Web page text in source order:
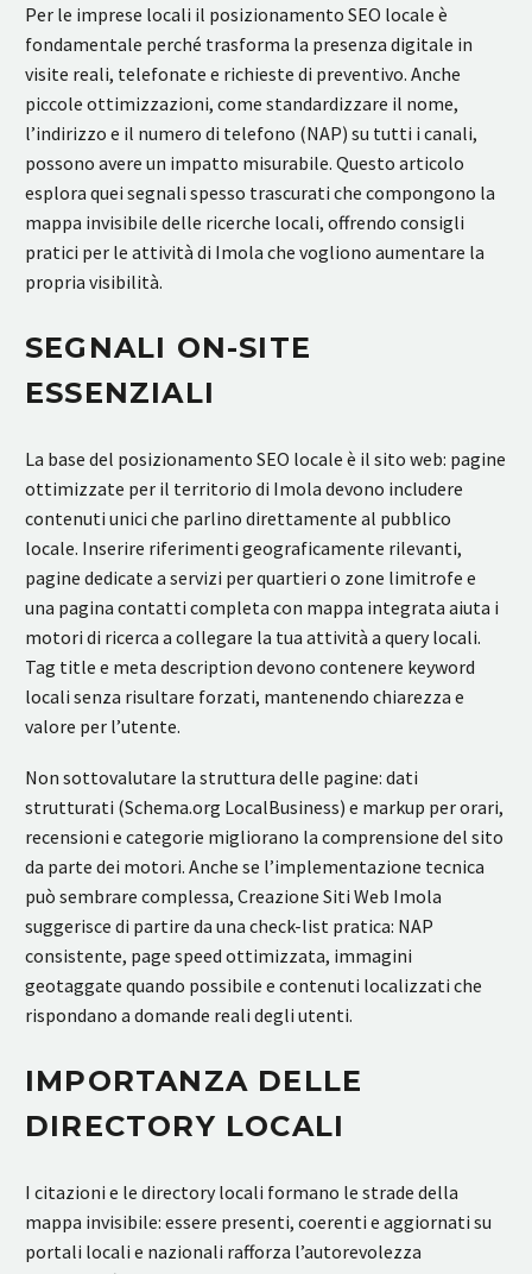
Per le imprese locali il posizionamento SEO locale è
fondamentale perché trasforma la presenza digitale in
visite reali, telefonate e richieste di preventivo. Anche
piccole ottimizzazioni, come standardizzare il nome,
l’indirizzo e il numero di telefono (NAP) su tutti i canali,
possono avere un impatto misurabile. Questo articolo
esplora quei segnali spesso trascurati che compongono la
mappa invisibile delle ricerche locali, offrendo consigli
pratici per le attività di Imola che vogliono aumentare la
propria visibilità.
SEGNALI ON-SITE
ESSENZIALI
La base del posizionamento SEO locale è il sito web: pagine
ottimizzate per il territorio di Imola devono includere
contenuti unici che parlino direttamente al pubblico
locale. Inserire riferimenti geograficamente rilevanti,
pagine dedicate a servizi per quartieri o zone limitrofe e
una pagina contatti completa con mappa integrata aiuta i
motori di ricerca a collegare la tua attività a query locali.
Tag title e meta description devono contenere keyword
locali senza risultare forzati, mantenendo chiarezza e
valore per l’utente.
Non sottovalutare la struttura delle pagine: dati
strutturati (Schema.org LocalBusiness) e markup per orari,
recensioni e categorie migliorano la comprensione del sito
da parte dei motori. Anche se l’implementazione tecnica
può sembrare complessa, Creazione Siti Web Imola
suggerisce di partire da una check-list pratica: NAP
consistente, page speed ottimizzata, immagini
geotaggate quando possibile e contenuti localizzati che
rispondano a domande reali degli utenti.
IMPORTANZA DELLE
DIRECTORY LOCALI
I citazioni e le directory locali formano le strade della
mappa invisibile: essere presenti, coerenti e aggiornati su
portali locali e nazionali rafforza l’autorevolezza